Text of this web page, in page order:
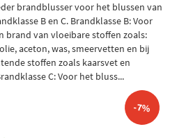
brandblusser voor het blussen van
B en C. Brandklasse B: Voor
brand van vloeibare stoffen zoals:
aceton, was, smeervetten en bij
stoffen zoals kaarsvet en
C: Voor het bluss...
-7%